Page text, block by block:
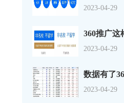
2023-04-29
2023-04-29
2023-04-29